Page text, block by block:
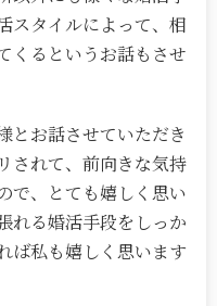
スタイルによって、相
くるというお話もさせ
とお話させていただき
されて、前向きな気持
で、とても嬉しく思い
れる婚活手段をしっか
ば私も嬉しく思います